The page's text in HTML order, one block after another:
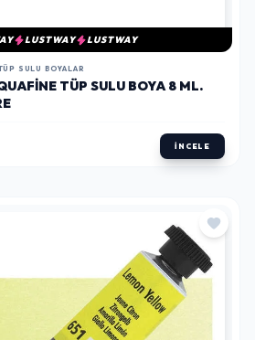
LUSTWAY LUSTWAY
SULU BOYALAR
TÜP SULU BOYA 8 ML.
İNCELE